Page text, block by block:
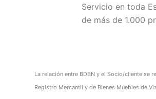
Servicio en toda
de más de 1.000
La relación entre BDBN y el Socio/cliente se
Registro Mercantil y de Bienes Muebles de